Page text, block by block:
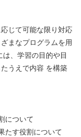
じて可能な限り対応
まなプログラムを用
、学習の目的や目
うえで内容 を構築
について
たす役割について